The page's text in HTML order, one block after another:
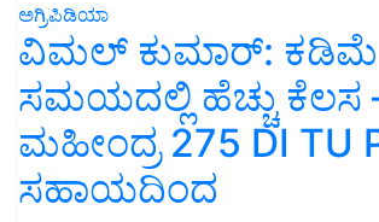
ಅಗ್ರಿಪಿಡಿಯಾ
ವಿಮಲ್ ಕುಮಾರ್: ಕಡಿಮೆ
ಸಮಯದಲ್ಲಿ ಹೆಚ್ಚು ಕೆಲಸ
ಮಹೀಂದ್ರ 275 DI TU
ಸಹಾಯದಿಂದ